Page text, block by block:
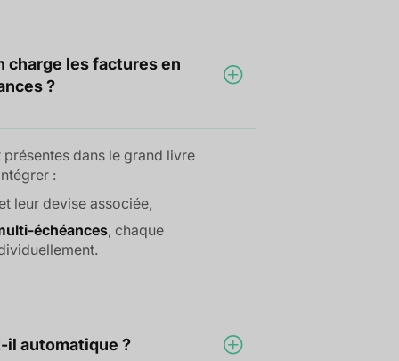
charge les factures en
?
dans le grand livre
:
leur devise associée,
échéances, chaque
il automatique ?